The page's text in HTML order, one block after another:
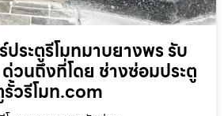
ประตูรีโมทมาบยางพร รับ
วนถึงที่โดย ช่างซ่อมประตู
รั้วรีโมท.com